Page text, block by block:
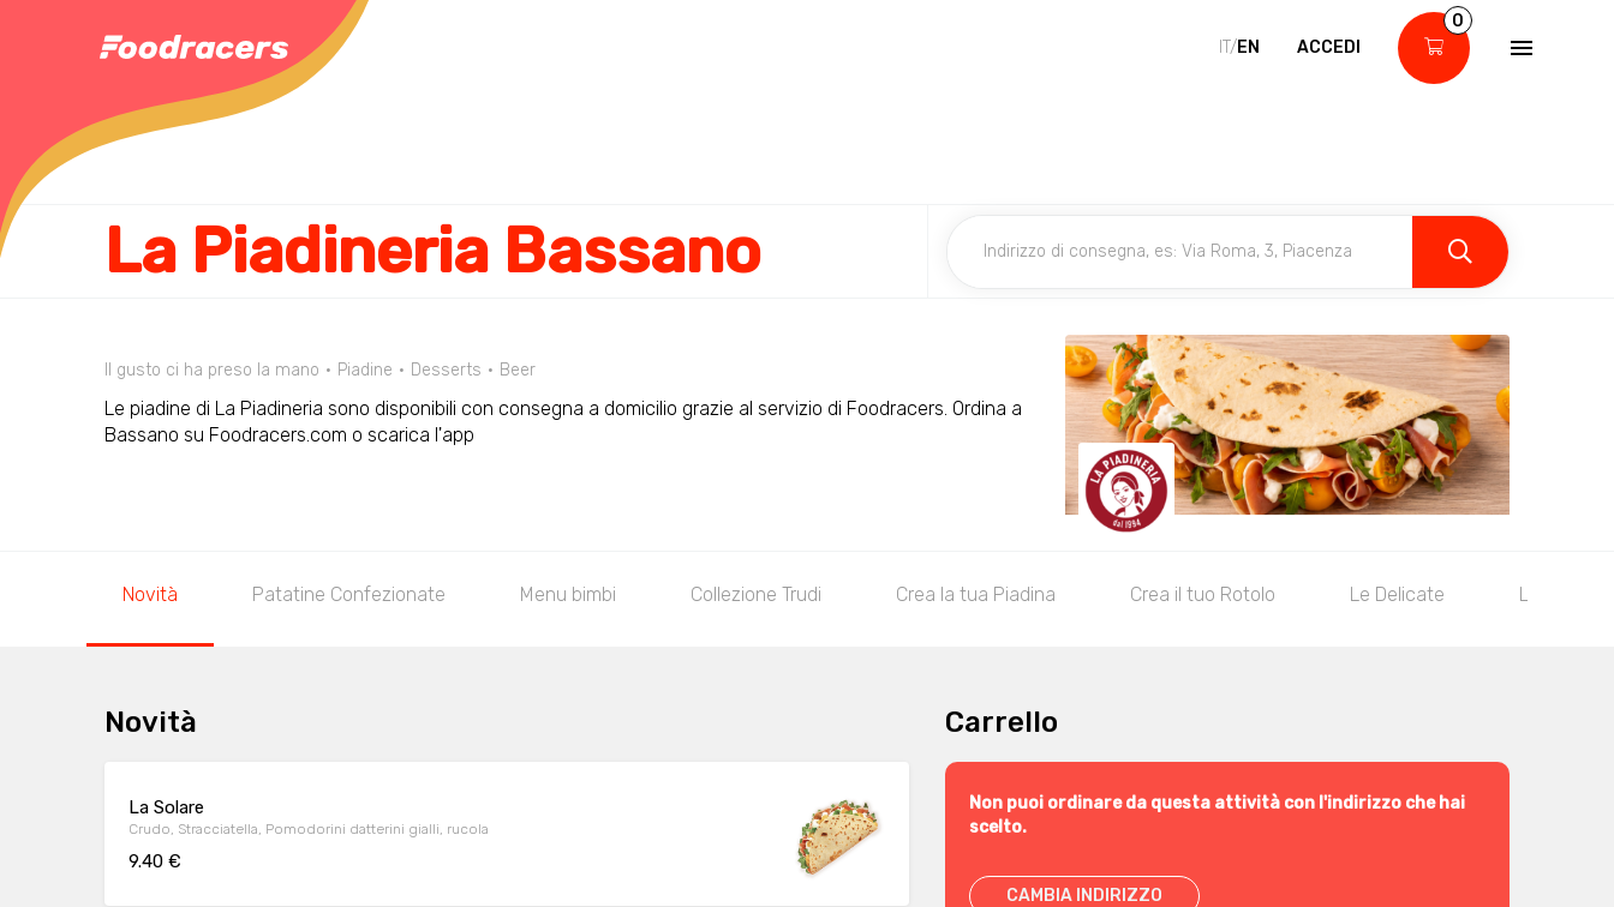
IT/EN ACCEDI
0
La Piadineria Bassano
Il gusto ci ha preso la mano Piadine Desserts Beer
Le piadine di La Piadineria sono disponibili con consegna a domicilio grazie al servizio di Foodracers. Ordina a
Bassano su Foodracers.com o scarica l'app
Novità Patatine Confezionate Menu bimbi Collezione Trudi Crea la tua Piadina Crea il tuo Rotolo Le Delicate Le
Novità
La Solare
Crudo, Stracciatella, Pomodorini datterini gialli, rucola
9.40 €
Carrello
Non puoi ordinare da questa attività con l'indirizzo che hai
scelto.
CAMBIA INDIRIZZO